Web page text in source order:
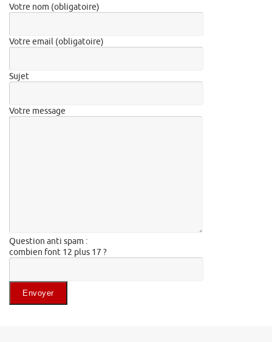
Votre nom (obligatoire)
Votre email (obligatoire)
Sujet
Votre message
Question anti spam :
combien font 12 plus 17 ?